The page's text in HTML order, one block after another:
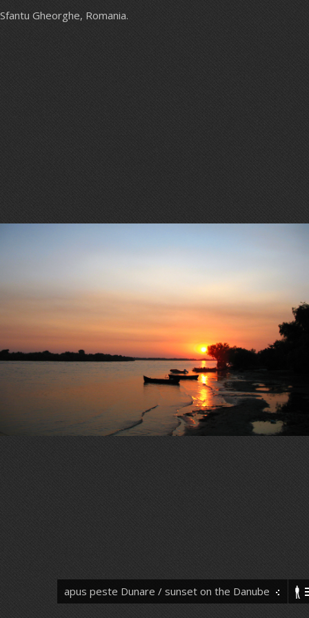
apus peste Dunare / sunset on the Danube
Sfantu Gheorghe, Romania.